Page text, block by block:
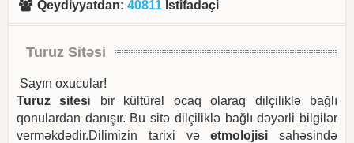
Qeydiyyatdan:40811 Istifadəçi
Turuz Sitəsi
Sayın oxucular!
Turuz sitesi bir kültürəl ocaq olaraq dilçiliklə bağlı
qonulardan danışır. Bu sitə dilçiliklə bağlı dəyərli bilgilər
verməkdədir.Dilimizin tarixi vəetmolojisi sahəsində